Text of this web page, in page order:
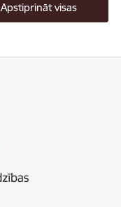
Apstiprināt visas